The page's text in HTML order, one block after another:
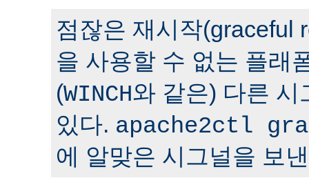
점잖은 재시작(graceful
을 사용할 수 없는 플래
(WINCH와 같은) 다른 시
있다. apache2ctl
에 알맞은 시그널을 보